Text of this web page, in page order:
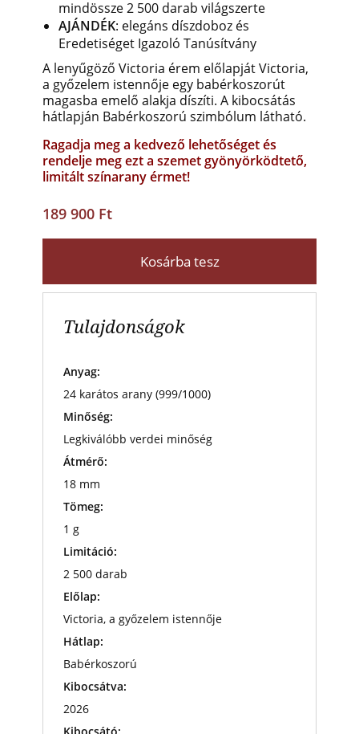
mindössze 2 500 darab világszerte
AJÁNDÉK: elegáns díszdoboz és
Eredetiséget Igazoló Tanúsítvány
A lenyűgöző Victoria érem előlapjátVictoria,
a győzelem istennője egy babérkoszorút
magasba emelő alakja díszíti. A kibocsátás
hátlapján Babérkoszorú szimbólum látható.
Ragadja meg a kedvező lehetőséget és
rendelje meg ezt a szemet gyönyörködtető,
limitált színarany érmet!
189 900 Ft
Kosárba tesz
Tulajdonságok
Anyag:
24 karátos arany (999/1000)
Minőség:
Legkiválóbb verdei minőség
Átmérő:
18 mm
Tömeg:
1 g
Limitáció:
2 500 darab
Előlap:
Victoria, a győzelem istennője
Hátlap:
Babérkoszorú
Kibocsátva:
2026